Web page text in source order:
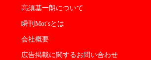
高須基一朗について
瞬刊Mot'sとは
会社概要
広告掲載に関するお問い合わせ